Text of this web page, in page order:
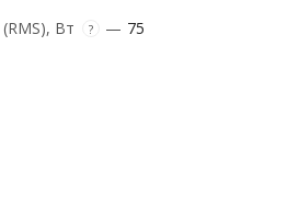
Вт
? — 75